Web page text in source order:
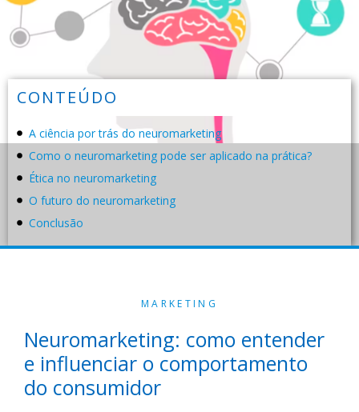
CONTEÚDO
A ciência por trás do neuromarketing
Como o neuromarketing pode ser aplicado na prática?
Ética no neuromarketing
O futuro do neuromarketing
Conclusão
MARKETING
Neuromarketing: como entender
e influenciar o comportamento
do consumidor